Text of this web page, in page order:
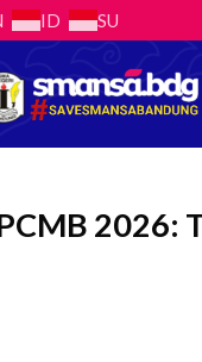
ID SU
2026: